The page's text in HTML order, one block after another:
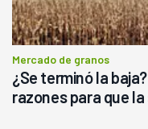
Mercado de granos
¿Se terminó la
razones para que